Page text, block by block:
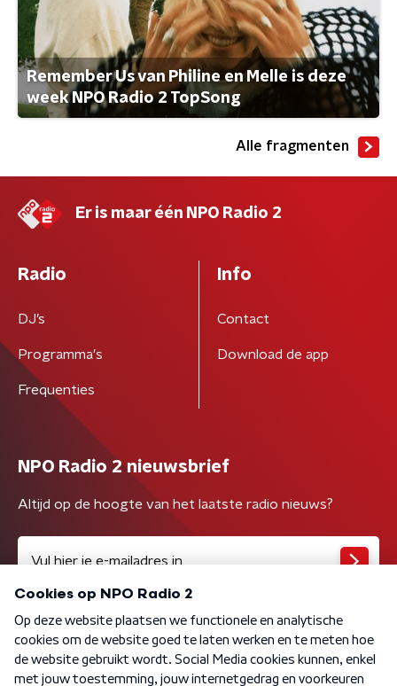
Remember Us van Philine en Melle is deze
week NPO Radio 2 TopSong
Alle fragmenten
Er is maar één NPO Radio 2
Radio
DJ’s
Programma's
Frequenties
Info
Contact
Download de app
NPO Radio 2 nieuwsbrief
Altijd op de hoogte van het laatste radio nieuws?
Algemene voorwaarden